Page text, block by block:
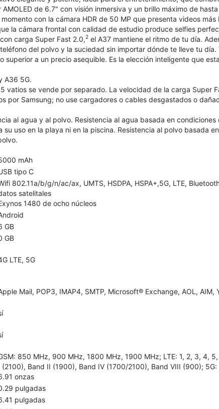
de 6.7" con visión inmersiva y un brillo máximo de
con la cámara HDR de 50 MP que presenta videos
la cámara frontal con calidad de estudio produce selfies
carga Super Fast 2.0,2 el A37 mantiene el ritmo de tu día.
del polvo y la suciedad sin importar dónde te lleve tu
superior a un precio asequible. Es la elección inteligente que
A36 5G.
vatios se vende por separado. La velocidad de la carga Super
por Samsung; no use cargadores o cables desgastados o
al agua y al polvo. Resistencia al agua basada en
su uso en la playa ni en la piscina. Resistencia al polvo basada
mAh
tipo C
802.11a/b/g/n/ac/ax, UMTS, HSDPA, HSPA+,5G, LTE,
satelitales
1480 de ocho núcleos
GB
GB
LTE, 5G
Mail, POP3, IMAP4, SMTP, Microsoft® Exchange, AOL, AIM,
850 MHz, 900 MHz, 1800 MHz, 1900 MHz; LTE: 1, 2, 3, 4,
(2100), Band II (1900), Band IV (1700/2100), Band VIII (900);
onzas
pulgadas
pulgadas